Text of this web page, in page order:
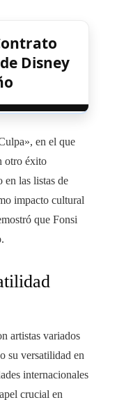
Disney
en el que
otro éxito
las listas de
impacto cultural
que Fonsi
artistas variados
su versatilidad en
internacionales
crucial en